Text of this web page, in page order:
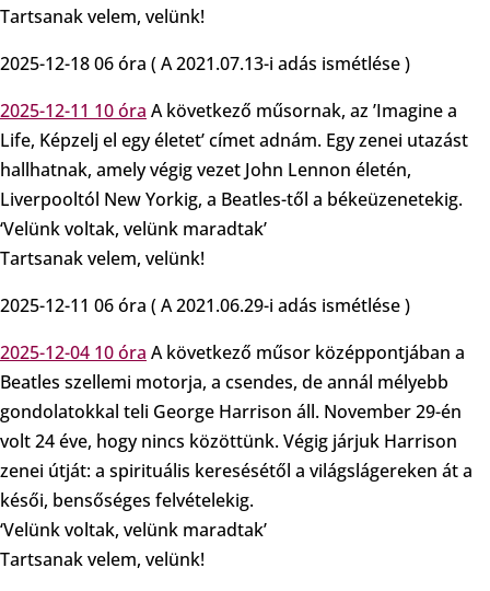
Tartsanak velem, velünk!
2025-12-18 06 óra ( A 2021.07.13-i adás ismétlése )
2025-12-11 10 óra A következő műsornak, az ’Imagine a
Life, Képzelj el egy életet’ címet adnám. Egy zenei utazást
hallhatnak, amely végig vezet John Lennon életén,
Liverpooltól New Yorkig, a Beatles-től a békeüzenetekig.
‘Velünk voltak, velünk maradtak’
Tartsanak velem, velünk!
2025-12-11 06 óra ( A 2021.06.29-i adás ismétlése )
2025-12-04 10 óra A következő műsor középpontjában a
Beatles szellemi motorja, a csendes, de annál mélyebb
gondolatokkal teli George Harrison áll. November 29-én
volt 24 éve, hogy nincs közöttünk. Végig járjuk Harrison
zenei útját: a spirituális keresésétől a világslágereken át a
késői, bensőséges felvételekig.
‘Velünk voltak, velünk maradtak’
Tartsanak velem, velünk!